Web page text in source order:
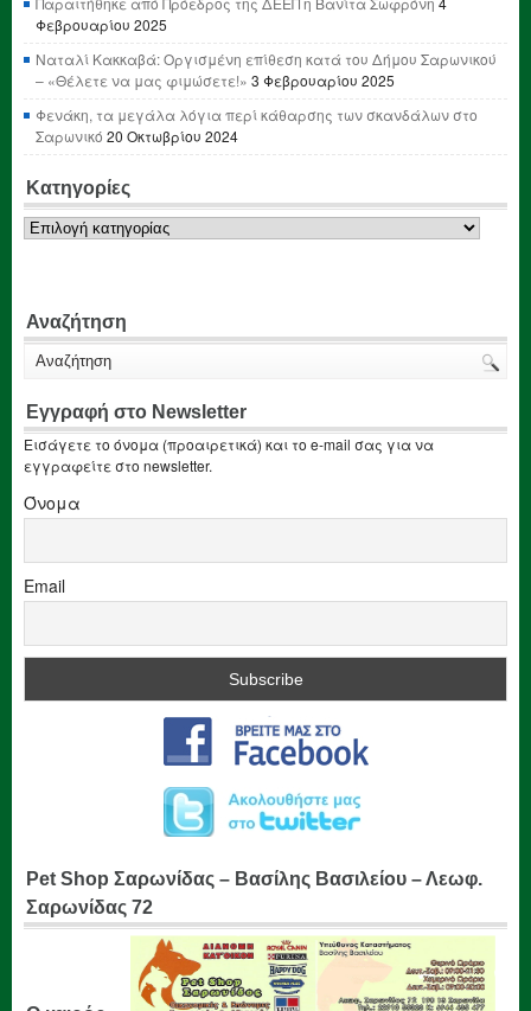
Φεβρουαρίου 2025
Ναταλί Κακκαβά: Οργισμένη επίθεση κατά του Δήμου Σαρωνικού
– «Θέλετε να μας φιμώσετε!» 3 Φεβρουαρίου 2025
Φενάκη, τα μεγάλα λόγια περί κάθαρσης των σκανδάλων στο
Σαρωνικό 20 Οκτωβρίου 2024
Κατηγορίες
Κατηγορίες
Αναζήτηση
Εγγραφή στο Newsletter
Εισάγετε το όνομα (προαιρετικά) και το e-mail σας για να
εγγραφείτε στο newsletter.
Όνομα
Email
Pet Shop Σαρωνίδας – Βασίλης Βασιλείου – Λεωφ.
Σαρωνίδας 72